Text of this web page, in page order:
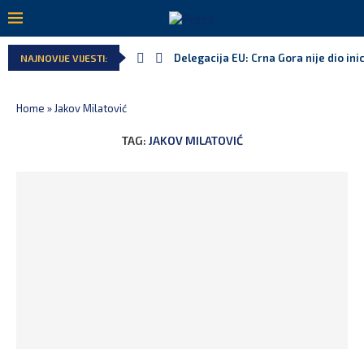
NAJNOVIJE VIJESTI: Delegacija EU: Crna Gora nije dio
Home » Jakov Milatović
TAG: JAKOV MILATOVIĆ